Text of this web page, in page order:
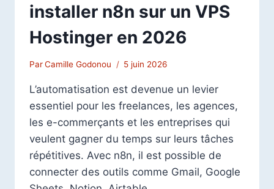
installer n8n sur un VPS
Hostinger en 2026
ParCamille Godonou 5 juin 2026
L’automatisation est devenue un levier
essentiel pour les freelances, les agences,
les e-commerçants et les entreprises qui
veulent gagner du temps sur leurs tâches
répétitives. Avec n8n, il est possible de
connecter des outils comme Gmail, Google